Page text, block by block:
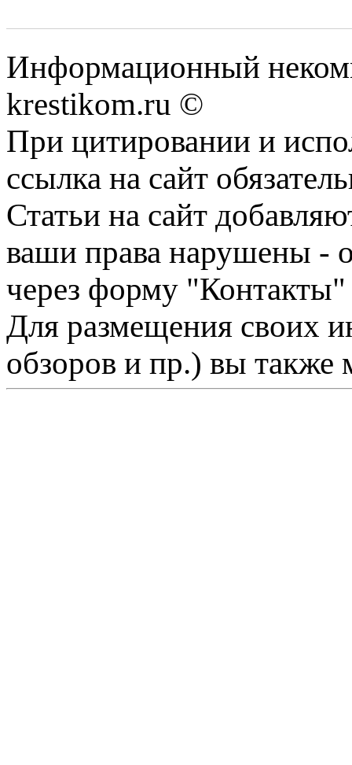
Информационный
krestikom.ru ©
При цитировании и
ссылка на сайт
Статьи на сайт
ваши права нарушены -
через форму "Контакты"
Для размещения своих
обзоров и пр.) вы также